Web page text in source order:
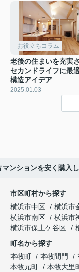
お役立ちコラム
老後の住まいを充実
セカンドライフに最
構造アイデア
2025.01.03
マンションを安く購入
市区町村から探す
横浜市中区
横浜市
横浜市南区
横浜市
横浜市保土ケ谷区
町名から探す
本牧町
本牧間門
本牧元町
本牧大里